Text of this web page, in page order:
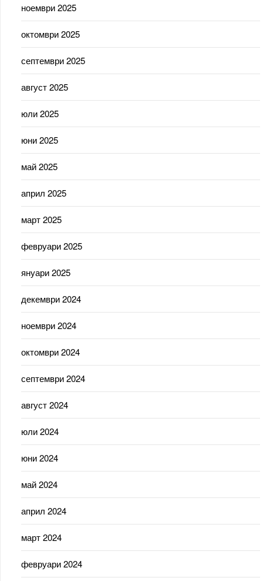
ноември 2025
октомври 2025
септември 2025
август 2025
юли 2025
юни 2025
май 2025
април 2025
март 2025
февруари 2025
януари 2025
декември 2024
ноември 2024
октомври 2024
септември 2024
август 2024
юли 2024
юни 2024
май 2024
април 2024
март 2024
февруари 2024